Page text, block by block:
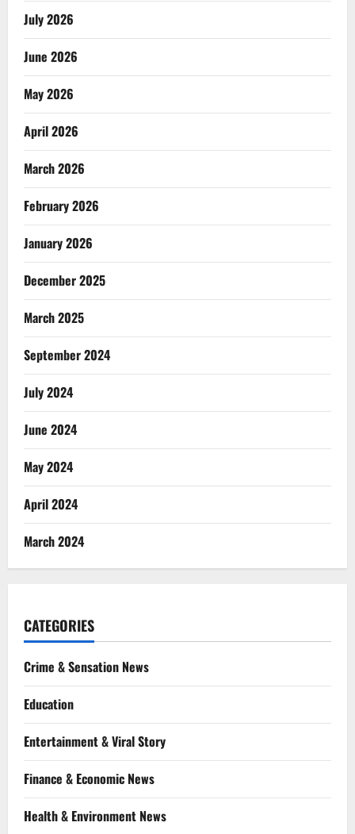
July 2026
June 2026
May 2026
April 2026
March 2026
February 2026
January 2026
December 2025
March 2025
September 2024
July 2024
June 2024
May 2024
April 2024
March 2024
CATEGORIES
Crime & Sensation News
Education
Entertainment & Viral Story
Finance & Economic News
Health & Environment News